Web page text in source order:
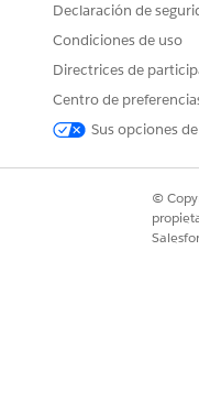
Declaración de
Condiciones de uso
Directrices de
Centro de
Sus opciones
©